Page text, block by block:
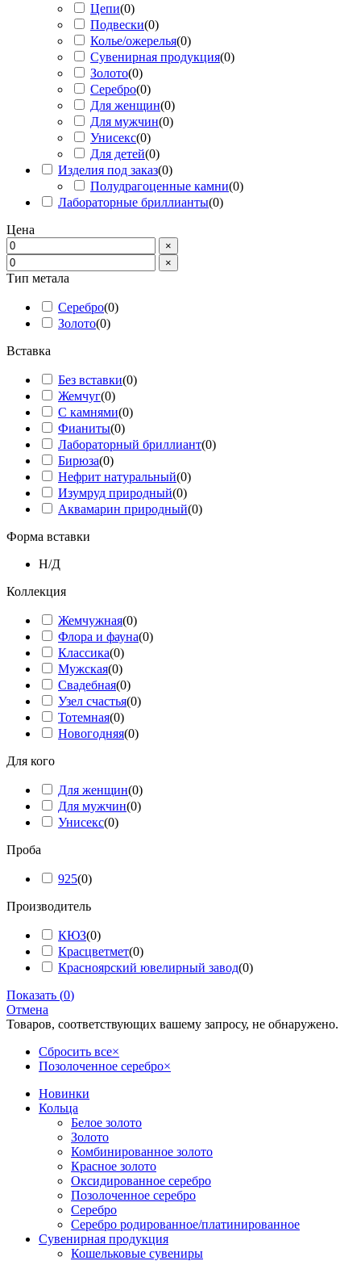
Цепи(0)
Подвески(0)
Колье/ожерелья(0)
Сувенирная продукция(0)
Золото(0)
Серебро(0)
Для женщин(0)
Для мужчин(0)
Унисекс(0)
Для детей(0)
Изделия под заказ(0)
Полудрагоценные камни(0)
Лабораторные бриллианты(0)
Цена
×
×
Тип метала
Серебро(0)
Золото(0)
Вставка
Без вставки(0)
Жемчуг(0)
С камнями(0)
Фианиты(0)
Лабораторный бриллиант(0)
Бирюза(0)
Нефрит натуральный(0)
Изумруд природный(0)
Аквамарин природный(0)
Форма вставки
Н/Д
Коллекция
Жемчужная(0)
Флора и фауна(0)
Классика(0)
Мужская(0)
Свадебная(0)
Узел счастья(0)
Тотемная(0)
Новогодняя(0)
Для кого
Для женщин(0)
Для мужчин(0)
Унисекс(0)
Проба
925(0)
Производитель
КЮЗ(0)
Красцветмет(0)
Красноярский ювелирный завод(0)
Показать (0)
Отмена
Товаров, соответствующих вашему запросу, не обнаружено.
Сбросить все×
Позолоченное серебро×
Новинки
Кольца
Белое золото
Золото
Комбинированное золото
Красное золото
Оксидированное серебро
Позолоченное серебро
Серебро
Серебро родированное/платинированное
Сувенирная продукция
Кошельковые сувениры